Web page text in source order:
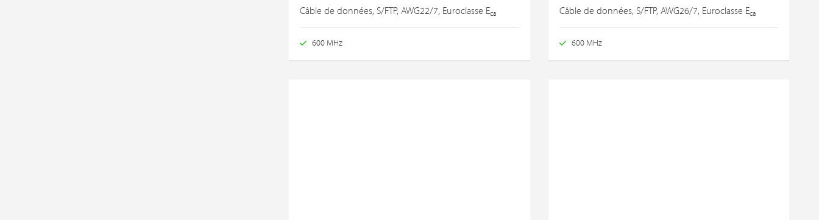
Câble de données, S/FTP, AWG22/7, Euroclasse Eca
600 MHz
Câble de données, S/FTP, AWG26/7, Euroclasse Eca
600 MHz